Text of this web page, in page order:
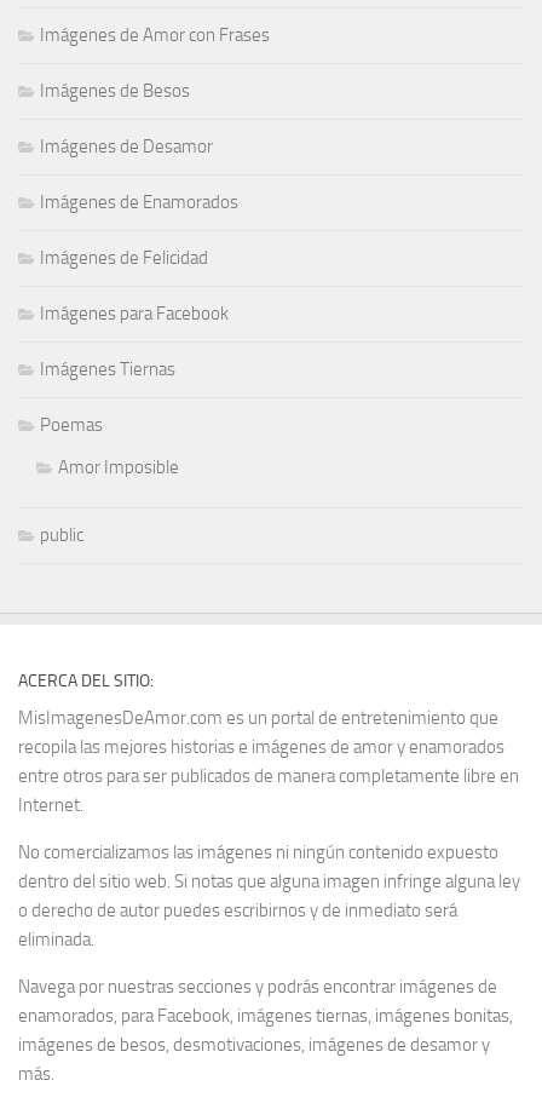
Imágenes de Amor con Frases
Imágenes de Besos
Imágenes de Desamor
Imágenes de Enamorados
Imágenes de Felicidad
Imágenes para Facebook
Imágenes Tiernas
Poemas
Amor Imposible
public
ACERCA DEL SITIO:
MisImagenesDeAmor.com es un portal de entretenimiento que
recopila las mejores historias e imágenes de amor y enamorados
entre otros para ser publicados de manera completamente libre en
Internet.
No comercializamos las imágenes ni ningún contenido expuesto
dentro del sitio web. Si notas que alguna imagen infringe alguna ley
o derecho de autor puedes escribirnos y de inmediato será
eliminada.
Navega por nuestras secciones y podrás encontrar imágenes de
enamorados, para Facebook, imágenes tiernas, imágenes bonitas,
imágenes de besos, desmotivaciones, imágenes de desamor y
más.